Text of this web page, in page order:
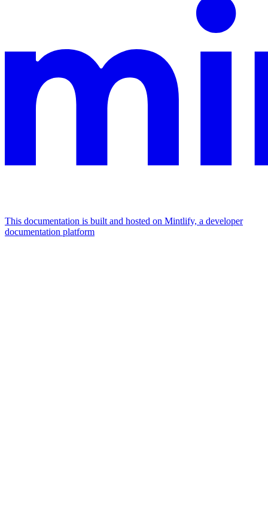
This documentation is built and hosted on Mintlify, a developer
documentation platform